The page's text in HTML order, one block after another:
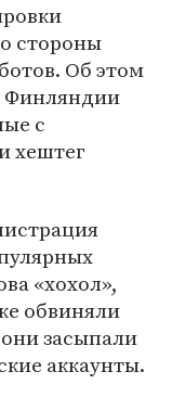
стороны
Об этом
Финляндии
с
хештег
«хохол»,
обвиняли
засыпали
аккаунты.